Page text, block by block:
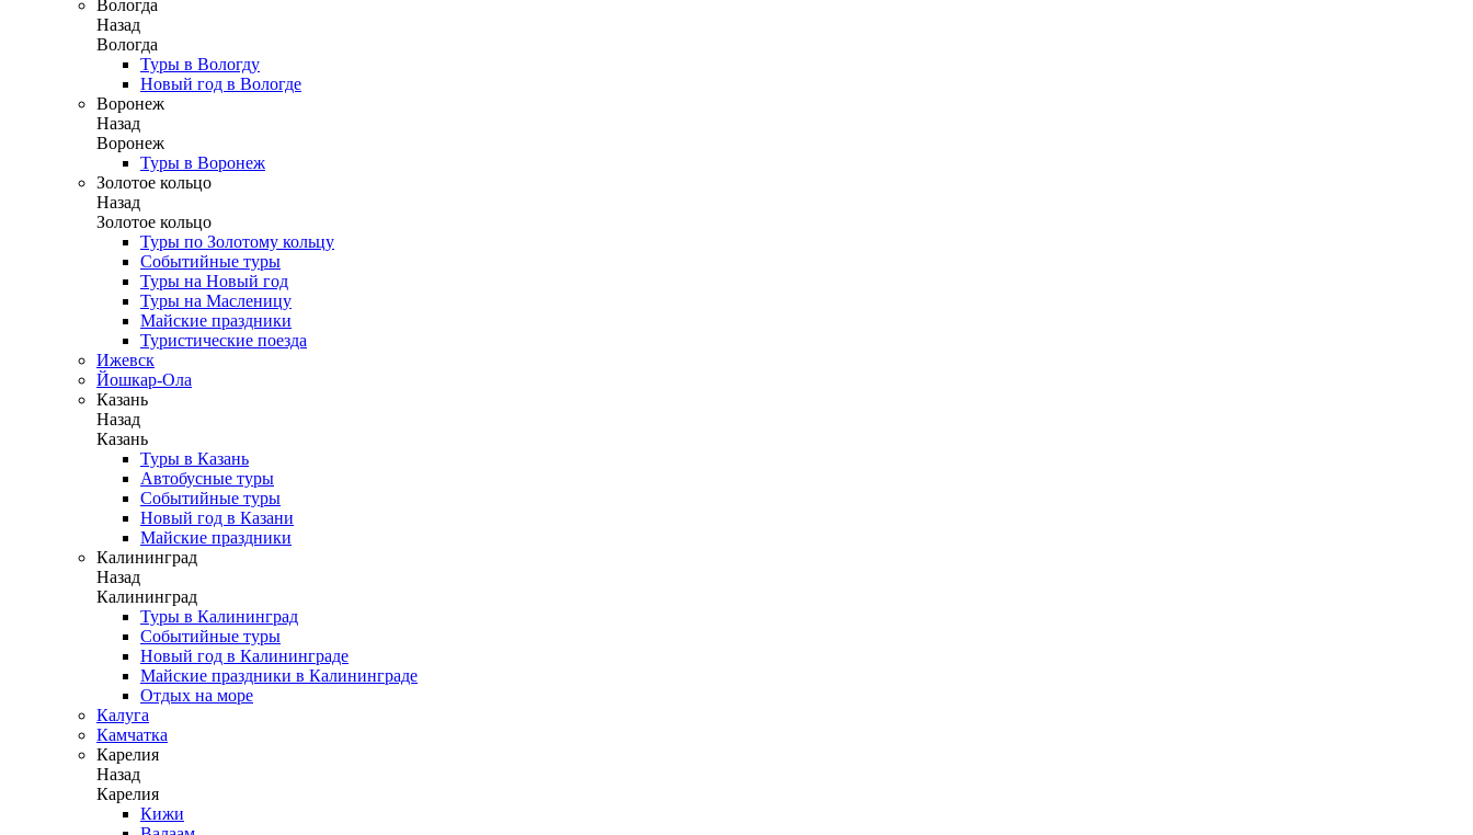
Вологда
Назад
Вологда
Туры в Вологду
Новый год в Вологде
Воронеж
Назад
Воронеж
Туры в Воронеж
Золотое кольцо
Назад
Золотое кольцо
Туры по Золотому кольцу
Событийные туры
Туры на Новый год
Туры на Масленицу
Майские праздники
Туристические поезда
Ижевск
Йошкар-Ола
Казань
Назад
Казань
Туры в Казань
Автобусные туры
Событийные туры
Новый год в Казани
Майские праздники
Калининград
Назад
Калининград
Туры в Калининград
Событийные туры
Новый год в Калининграде
Майские праздники в Калининграде
Отдых на море
Калуга
Камчатка
Карелия
Назад
Карелия
Кижи